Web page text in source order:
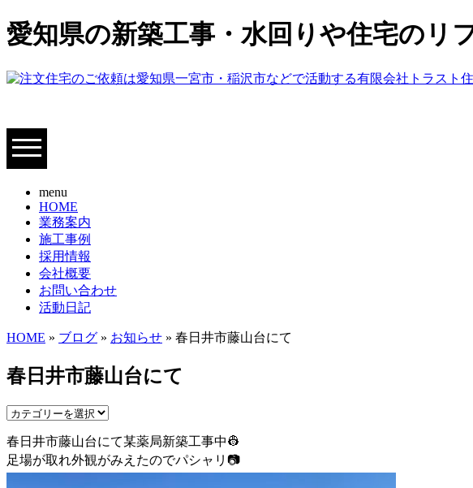
愛知県の新築工事・水回りや住宅のリ
menu
HOME
業務案内
施工事例
採用情報
会社概要
お問い合わせ
活動日記
HOME » ブログ » お知らせ » 春日井市藤山台にて
春日井市藤山台にて
春日井市藤山台にて某薬局新築工事中👷
足場が取れ外観がみえたのでパシャリ📷